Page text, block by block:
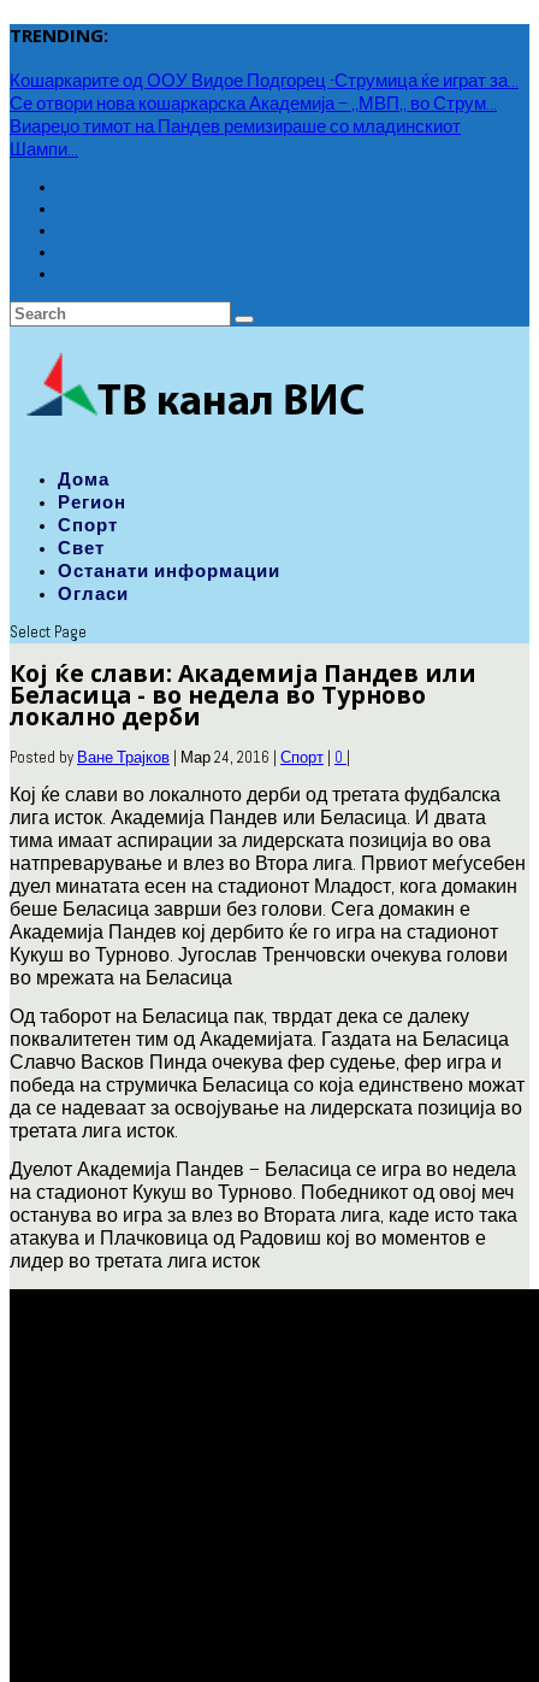
TRENDING:
Кошаркарите од ООУ Видое Подгорец -Струмица ќе играт за...
Се отвори нова кошаркарска Академија – ,,МВП,, во Струм...
Виареџо тимот на Пандев ремизираше со младинскиот
Шампи...
Дома
Регион
Спорт
Свет
Останати информации
Огласи
Select Page
Кој ќе слави: Академија Пандев или
Беласица - во недела во Турново
локално дерби
Posted by Ване Трајков | Мар 24, 2016 | Спорт | 0 |
Кој ќе слави во локалното дерби од третата фудбалска
лига исток. Академија Пандев или Беласица. И двата
тима имаат аспирации за лидерската позиција во ова
натпреварување и влез во Втора лига. Првиот меѓусебен
дуел минатата есен на стадионот Младост, кога домакин
беше Беласица заврши без голови. Сега домакин е
Академија Пандев кој дербито ќе го игра на стадионот
Кукуш во Турново. Југослав Тренчовски очекува голови
во мрежата на Беласица
Од таборот на Беласица пак, тврдат дека се далеку
поквалитетен тим од Академијата. Газдата на Беласица
Славчо Васков Пинда очекува фер судење, фер игра и
победа на струмичка Беласица со која единствено можат
да се надеваат за освојување на лидерската позиција во
третата лига исток.
Дуелот Академија Пандев – Беласица се игра во недела
на стадионот Кукуш во Турново. Победникот од овој меч
останува во игра за влез во Втората лига, каде исто така
атакува и Плачковица од Радовиш кој во моментов е
лидер во третата лига исток